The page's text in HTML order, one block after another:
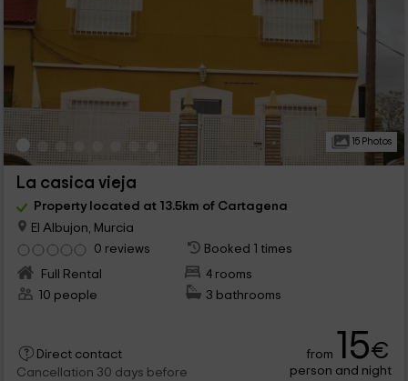
15 Photos
La casica vieja
Property located at 13.5km of Cartagena
El Albujon, Murcia
0 reviews
Booked 1 times
Full Rental
4 rooms
10 people
3 bathrooms
Direct contact
Cancellation 30 days before
from 15€
person and night